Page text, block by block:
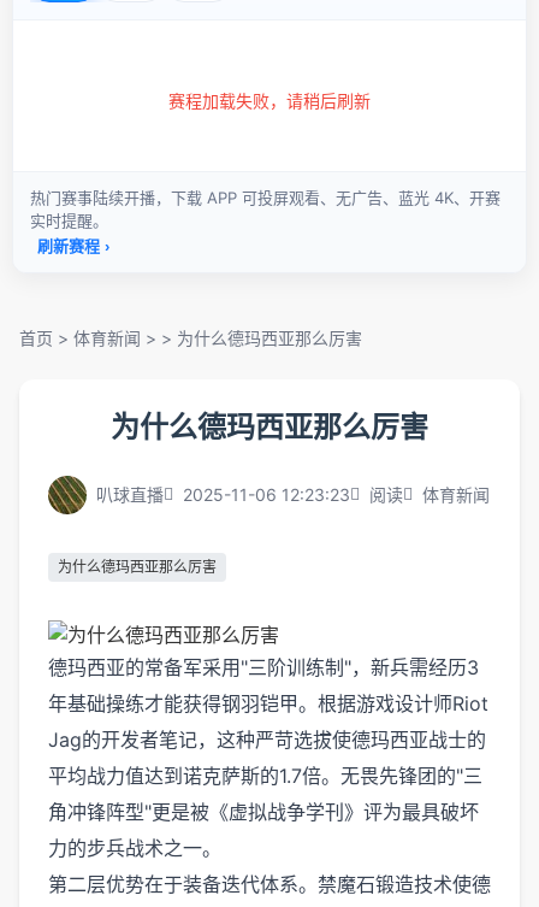
首页 > 体育新闻 > > 为什么德玛西亚那么厉害
为什么德玛西亚那么厉害
叭球直播 2025-11-06 12:23:23 阅读 体育新闻
为什么德玛西亚那么厉害
德玛西亚的常备军采用"三阶训练制"，新兵需经历3
年基础操练才能获得钢羽铠甲。根据游戏设计师Riot
Jag的开发者笔记，这种严苛选拔使德玛西亚战士的
平均战力值达到诺克萨斯的1.7倍。无畏先锋团的"三
角冲锋阵型"更是被《虚拟战争学刊》评为最具破坏
力的步兵战术之一。
第二层优势在于装备迭代体系。禁魔石锻造技术使德